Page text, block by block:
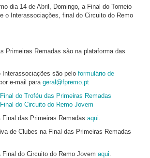
dia 14 de Abril, Domingo, a Final do Torneio
o Interassociações, final do Circuito do Remo
Primeiras Remadas são na plataforma das
são pelo formulário de
e-mail parageral@fpremo.pt
do Troféu das Primeiras Remadas
do Circuito do Remo Jovem
Final das Primeiras Remadas aqui.
de Clubes na Final das Primeiras Remadas
Final do Circuito do Remo Jovem aqui.